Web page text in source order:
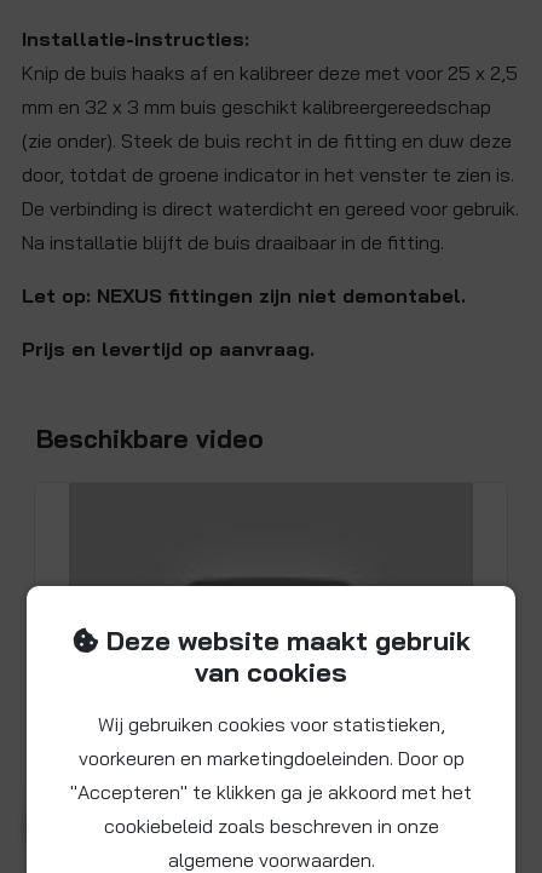
Installatie-instructies:
Knip de buis haaks af en kalibreer deze met voor 25 x 2,5
mm en 32 x 3 mm buis geschikt kalibreergereedschap
(zie onder). Steek de buis recht in de fitting en duw deze
door, totdat de groene indicator in het venster te zien is.
De verbinding is direct waterdicht en gereed voor gebruik.
Na installatie blijft de buis draaibaar in de fitting.
Let op: NEXUS fittingen zijn niet demontabel.
Prijs en levertijd op aanvraag.
Beschikbare video
▶ Afspelen
Bekijk video voor product
SN03201520300CU
Deze website maakt gebruik
van cookies
Wij gebruiken cookies voor statistieken,
voorkeuren en marketingdoeleinden. Door op
"Accepteren" te klikken ga je akkoord met het
cookiebeleid zoals beschreven in onze
algemene voorwaarden.